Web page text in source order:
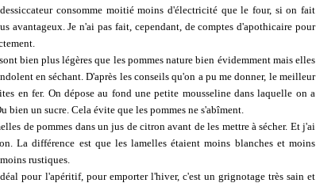
consomme moitié moins d'électricité que le four, si on fait
avantageux. Je n'ai pas fait, cependant, de comptes d'apothicaire pour
bien plus légères que les pommes nature bien évidemment mais elles
en séchant. D'après les conseils qu'on a pu me donner, le meilleur
en fer. On dépose au fond une petite mousseline dans laquelle on a
bien un sucre. Cela évite que les pommes ne s'abîment.
de pommes dans un jus de citron avant de les mettre à sécher. Et j'ai
La différence est que les lamelles étaient moins blanches et moins
rustiques.
pour l'apéritif, pour emporter l'hiver, c'est un grignotage très sain et